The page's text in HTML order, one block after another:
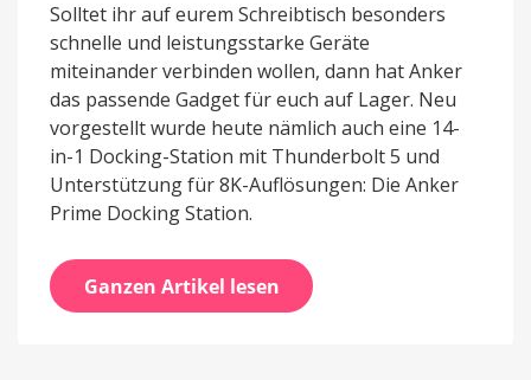
Solltet ihr auf eurem Schreibtisch besonders
schnelle und leistungsstarke Geräte
miteinander verbinden wollen, dann hat Anker
das passende Gadget für euch auf Lager. Neu
vorgestellt wurde heute nämlich auch eine 14-
in-1 Docking-Station mit Thunderbolt 5 und
Unterstützung für 8K-Auflösungen: Die Anker
Prime Docking Station.
Ganzen Artikel lesen